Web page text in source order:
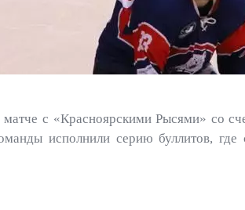
с «Красноярскими Рысями» со
исполнили серию буллитов,